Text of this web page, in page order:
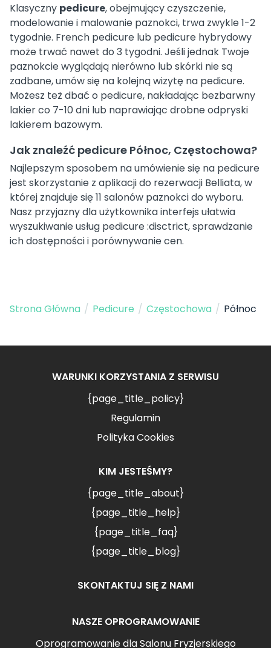
Klasyczny pedicure, obejmujący czyszczenie,
modelowanie i malowanie paznokci, trwa zwykle 1-2
tygodnie. French pedicure lub pedicure hybrydowy
może trwać nawet do 3 tygodni. Jeśli jednak Twoje
paznokcie wyglądają nierówno lub skórki nie są
zadbane, umów się na kolejną wizytę na pedicure.
Możesz też dbać o pedicure, nakładając bezbarwny
lakier co 7-10 dni lub naprawiając drobne odpryski
lakierem bazowym.
Jak znaleźć pedicure Północ, Częstochowa?
Najlepszym sposobem na umówienie się na pedicure
jest skorzystanie z aplikacji do rezerwacji Belliata, w
której znajduje się 11 salonów paznokci do wyboru.
Nasz przyjazny dla użytkownika interfejs ułatwia
wyszukiwanie usług pedicure :disctrict, sprawdzanie
ich dostępności i porównywanie cen.
Strona Główna / Pedicure / Częstochowa / Północ
WARUNKI KORZYSTANIA Z SERWISU
{page_title_policy}
Regulamin
Polityka Cookies
KIM JESTEŚMY?
{page_title_about}
{page_title_help}
{page_title_faq}
{page_title_blog}
SKONTAKTUJ SIĘ Z NAMI
NASZE OPROGRAMOWANIE
Oprogramowanie dla Salonu Fryzjerskiego